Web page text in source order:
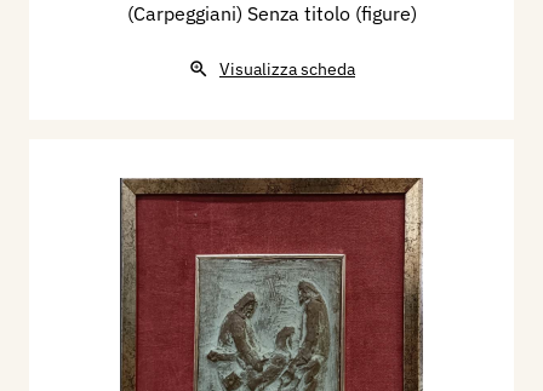
(Carpeggiani) Senza titolo (figure)
Visualizza scheda